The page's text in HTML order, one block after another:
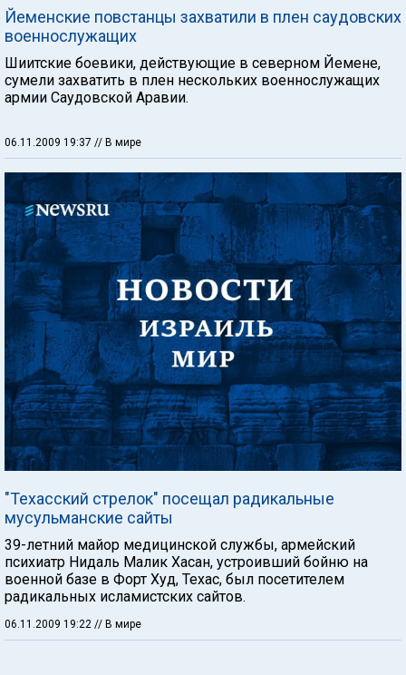
Йеменские повстанцы захватили в плен саудовских
военнослужащих
Шиитские боевики, действующие в северном Йемене,
сумели захватить в плен нескольких военнослужащих
армии Саудовской Аравии.
06.11.2009 19:37 // В мире
"Техасский стрелок" посещал радикальные
мусульманские сайты
39-летний майор медицинской службы, армейский
психиатр Нидаль Малик Хасан, устроивший бойню на
военной базе в Форт Худ, Техас, был посетителем
радикальных исламистских сайтов.
06.11.2009 19:22 // В мире